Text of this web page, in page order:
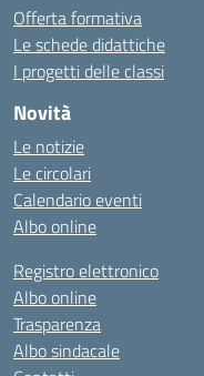
Offerta formativa
Le schede didattiche
I progetti delle classi
Novità
Le notizie
Le circolari
Calendario eventi
Albo online
Registro elettronico
Albo online
Trasparenza
Albo sindacale